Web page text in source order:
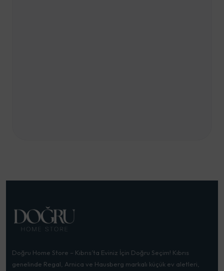
Doğru Home Store – Kıbrıs’ta Eviniz İçin Doğru Seçim! Kıbrıs
genelinde Regal, Arnica ve Hausberg markalı küçük ev aletleri,